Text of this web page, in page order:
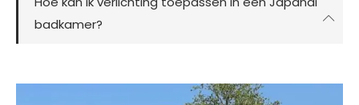
Hoe kan ik verlichting toepassen in een Japandi